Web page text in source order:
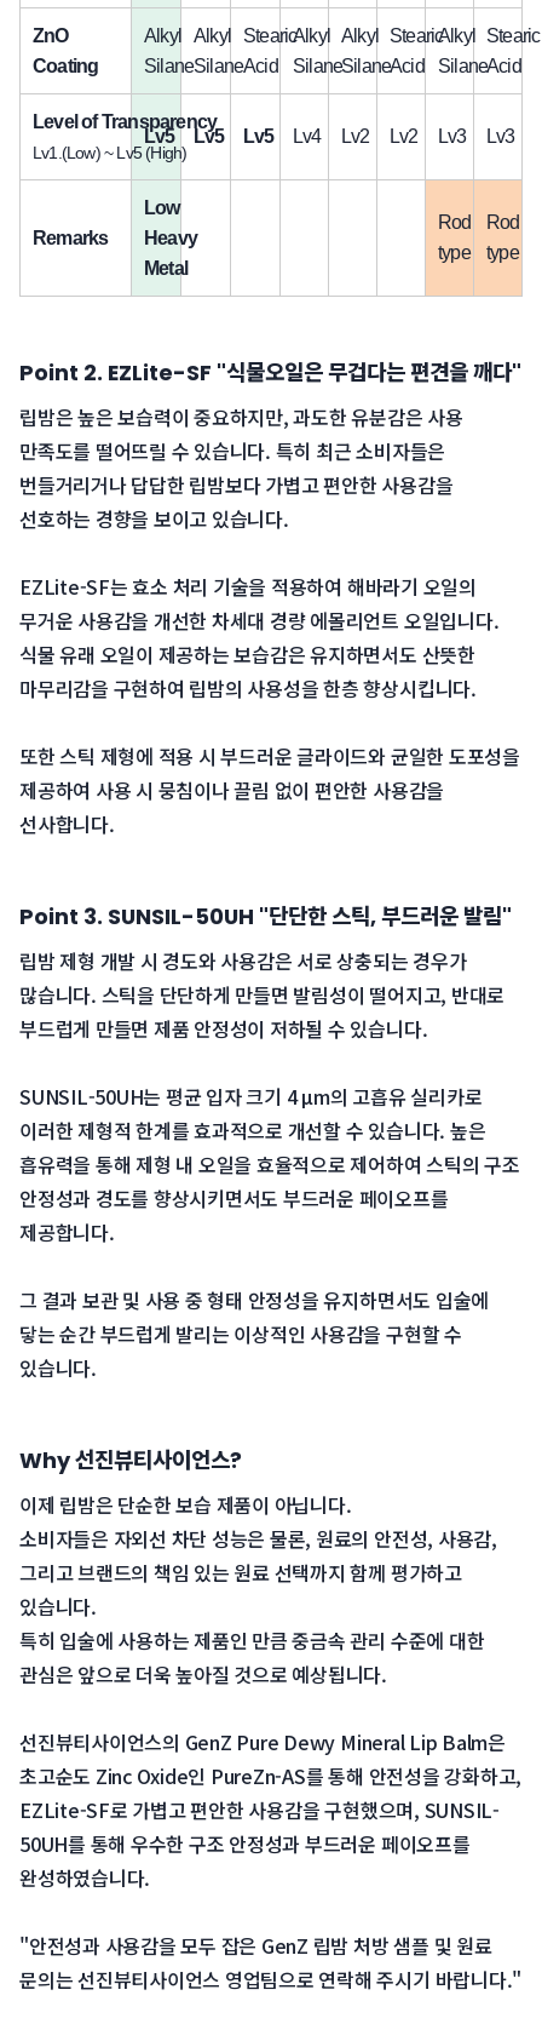
ZnO
Coating
Alkyl
Silane
Alkyl
Silane
Stearic
Acid
Alkyl
Silane
Alkyl
Silane
Stearic
Acid
Alkyl
Silane
Stearic
Acid
Level of Transparency
Lv1.(Low) ~ Lv5 (High)
Lv5 Lv5 Lv5 Lv4 Lv2 Lv2 Lv3 Lv3
Remarks
Low
Heavy
Metal
Rod
type
Rod
type
Point 2. EZLite-SF "식물오일은 무겁다는 편견을 깨다"
립밤은 높은 보습력이 중요하지만, 과도한 유분감은 사용
만족도를 떨어뜨릴 수 있습니다. 특히 최근 소비자들은
번들거리거나 답답한 립밤보다 가볍고 편안한 사용감을
선호하는 경향을 보이고 있습니다.
EZLite-SF는 효소 처리 기술을 적용하여 해바라기 오일의
무거운 사용감을 개선한 차세대 경량 에몰리언트 오일입니다.
식물 유래 오일이 제공하는 보습감은 유지하면서도 산뜻한
마무리감을 구현하여 립밤의 사용성을 한층 향상시킵니다.
또한 스틱 제형에 적용 시 부드러운 글라이드와 균일한 도포성을
제공하여 사용 시 뭉침이나 끌림 없이 편안한 사용감을
선사합니다.
Point 3. SUNSIL-50UH "단단한 스틱, 부드러운 발림"
립밤 제형 개발 시 경도와 사용감은 서로 상충되는 경우가
많습니다. 스틱을 단단하게 만들면 발림성이 떨어지고, 반대로
부드럽게 만들면 제품 안정성이 저하될 수 있습니다.
SUNSIL-50UH는 평균 입자 크기 4 μm의 고흡유 실리카로
이러한 제형적 한계를 효과적으로 개선할 수 있습니다. 높은
흡유력을 통해 제형 내 오일을 효율적으로 제어하여 스틱의 구조
안정성과 경도를 향상시키면서도 부드러운 페이오프를
제공합니다.
그 결과 보관 및 사용 중 형태 안정성을 유지하면서도 입술에
닿는 순간 부드럽게 발리는 이상적인 사용감을 구현할 수
있습니다.
Why 선진뷰티사이언스?
이제 립밤은 단순한 보습 제품이 아닙니다.
소비자들은 자외선 차단 성능은 물론, 원료의 안전성, 사용감,
그리고 브랜드의 책임 있는 원료 선택까지 함께 평가하고
있습니다.
특히 입술에 사용하는 제품인 만큼 중금속 관리 수준에 대한
관심은 앞으로 더욱 높아질 것으로 예상됩니다.
선진뷰티사이언스의 GenZ Pure Dewy Mineral Lip Balm은
초고순도 Zinc Oxide인 PureZn-AS를 통해 안전성을 강화하고,
EZLite-SF로 가볍고 편안한 사용감을 구현했으며, SUNSIL-
50UH를 통해 우수한 구조 안정성과 부드러운 페이오프를
완성하였습니다.
"안전성과 사용감을 모두 잡은 GenZ 립밤 처방 샘플 및 원료
문의는 선진뷰티사이언스 영업팀으로 연락해 주시기 바랍니다."